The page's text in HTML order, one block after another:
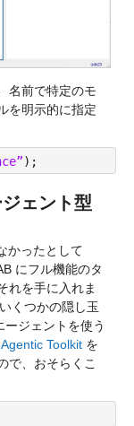
名前で特定のモ
を明示的に指定
);
ェント型
かったとして
にフル機能のタ
れを手に入れま
くつかの隠し玉
ジェントを使う
Toolkit を
で、おそらくこ